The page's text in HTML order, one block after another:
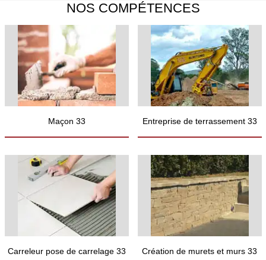
NOS COMPÉTENCES
Maçon 33 Entreprise de terrassement 33
Carreleur pose de carrelage 33 Création de murets et murs 33